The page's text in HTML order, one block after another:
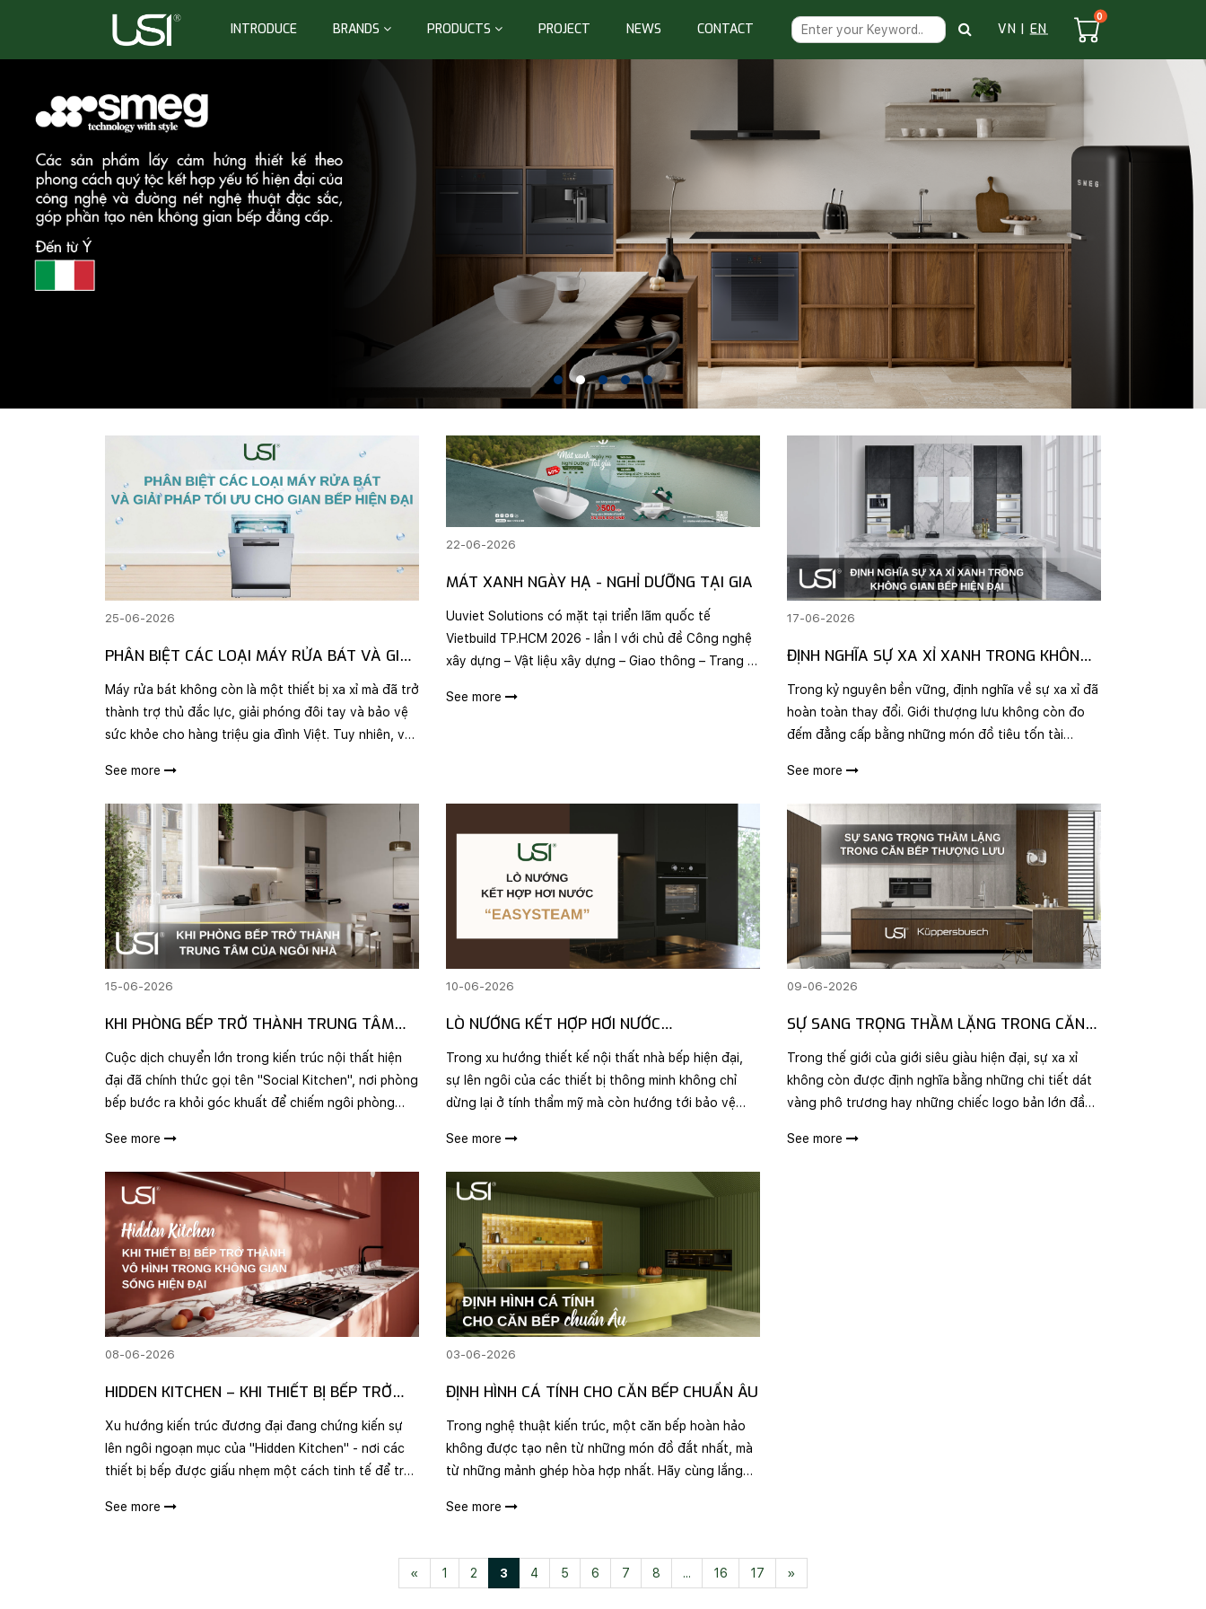
INTRODUCE BRANDS PRODUCTS PROJECT NEWS CONTACT VN | EN
0
25-06-2026
PHÂN BIỆT CÁC LOẠI MÁY RỬA BÁT VÀ GIẢI
PHÁP TỐI ƯU CHO GIAN BẾP HIỆN ĐẠI
Máy rửa bát không còn là một thiết bị xa xỉ mà đã trở
thành trợ thủ đắc lực, giải phóng đôi tay và bảo vệ
sức khỏe cho hàng triệu gia đình Việt. Tuy nhiên, với
được dòng máy vừa vặn với kiến trúc ..
See more
22-06-2026
MÁT XANH NGÀY HẠ - NGHỈ DƯỠNG TẠI GIA
Uuviet Solutions có mặt tại triển lãm quốc tế
Vietbuild TP.HCM 2026 - lần I với chủ đề Công nghệ
xây dựng – Vật liệu xây dựng – Giao thông – Trang trí
không gian sống chuẩn Âu đẳng cấp cho Quý Đối ..
See more
17-06-2026
ĐỊNH NGHĨA SỰ XA XỈ XANH TRONG KHÔNG
GIAN BẾP HIỆN ĐẠI
Trong kỷ nguyên bền vững, định nghĩa về sự xa xỉ đã
hoàn toàn thay đổi. Giới thượng lưu không còn đo
đếm đẳng cấp bằng những món đồ tiêu tốn tài
xanh) - lối sống tôn vinh các giá trị bền vững và cô..
See more
15-06-2026
KHI PHÒNG BẾP TRỞ THÀNH TRUNG TÂM
CỦA NGÔI NHÀ
Cuộc dịch chuyển lớn trong kiến trúc nội thất hiện
đại đã chính thức gọi tên "Social Kitchen", nơi phòng
bếp bước ra khỏi góc khuất để chiếm ngôi phòng
Hãy cùng giải mã xu hướng thời thượng..
See more
10-06-2026
LÒ NƯỚNG KẾT HỢP HƠI NƯỚC
“EASYSTEAM”
Trong xu hướng thiết kế nội thất nhà bếp hiện đại,
sự lên ngôi của các thiết bị thông minh không chỉ
dừng lại ở tính thẩm mỹ mà còn hướng tới bảo vệ
đình. Sự xuất hiện của chiếc lò nướng sở hữu côn..
See more
09-06-2026
SỰ SANG TRỌNG THẦM LẶNG TRONG CĂN
BẾP THƯỢNG LƯU
Trong thế giới của giới siêu giàu hiện đại, sự xa xỉ
không còn được định nghĩa bằng những chi tiết dát
vàng phô trương hay những chiếc logo bản lớn đầy
(Sang trọng thầm lặng) lên ngôi như một tuyên..
See more
08-06-2026
HIDDEN KITCHEN – KHI THIẾT BỊ BẾP TRỞ
THÀNH VÔ HÌNH TRONG KHÔNG GIAN SỐNG
HIỆN ĐẠI
Xu hướng kiến trúc đương đại đang chứng kiến sự
lên ngôi ngoạn mục của "Hidden Kitchen" - nơi các
thiết bị bếp được giấu nhẹm một cách tinh tế để trả
giải pháp hiện thực hóa giấc mơ kiến trúc này t..
See more
03-06-2026
ĐỊNH HÌNH CÁ TÍNH CHO CĂN BẾP CHUẨN ÂU
Trong nghệ thuật kiến trúc, một căn bếp hoàn hảo
không được tạo nên từ những món đồ đắt nhất, mà
từ những mảnh ghép hòa hợp nhất. Hãy cùng lắng
match" (phối hợp) bộ ba thương hiệu Küppersbusch,
See more
« 1 2 3 4 5 6 7 8 ... 16 17 »